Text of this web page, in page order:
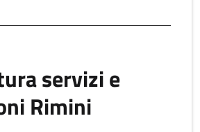
servizi e
Rimini